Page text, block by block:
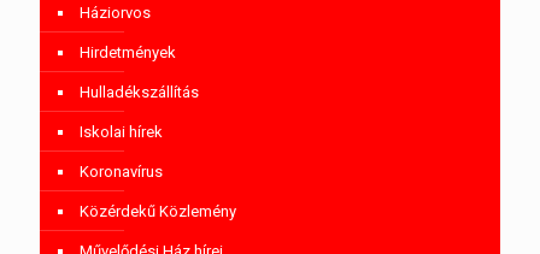
Háziorvos
Hirdetmények
Hulladékszállítás
Iskolai hírek
Koronavírus
Közérdekű Közlemény